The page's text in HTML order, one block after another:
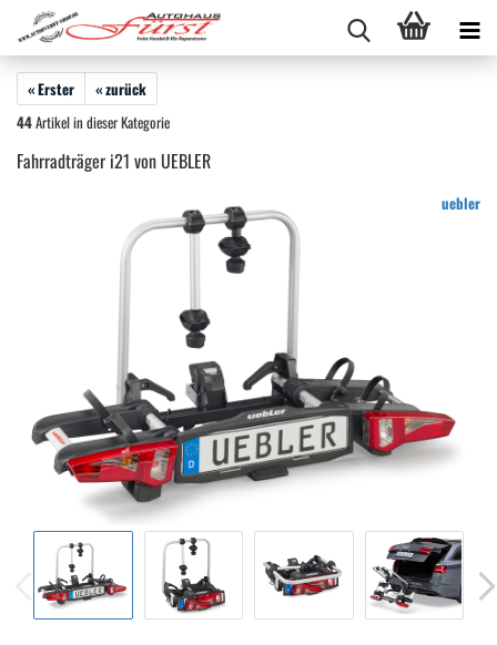
« Erster
« zurück
44Artikel in dieser Kategorie
Fahrradträger i21 von UEBLER
uebler